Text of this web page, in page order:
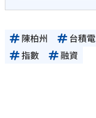
陳柏州 台積電
指數
融資